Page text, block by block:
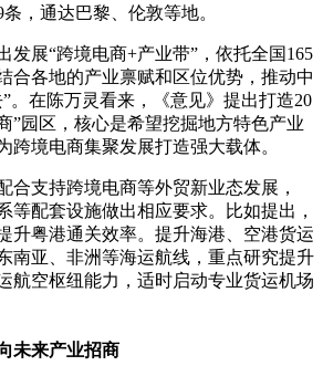
，通达巴黎、伦敦等地。
展“跨境电商+产业带”，依托全国165
合各地的产业禀赋和区位优势，推动中
。在陈万灵看来，《意见》提出打造20
”园区，核心是希望挖掘地方特色产业
跨境电商集聚发展打造强大载体。
支持跨境电商等外贸新业态发展，
等配套设施做出相应要求。比如提出，
升粤港通关效率。提升海港、空港货运
南亚、非洲等海运航线，重点研究提升
航空枢纽能力，适时启动专业货运机场
来产业招商